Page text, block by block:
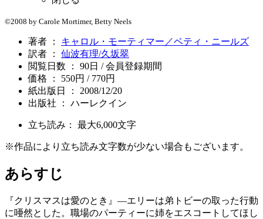
©2008 by Carole Mortimer, Betty Neels
著者 ： キャロル・モーティマー／ベティ・ニールズ
訳者 ： 仙波有理/久坂翠
閲覧日数 ： 90日 / 会員登録期間
価格 ： 550円 / 770円
紙出版日 ： 2008/12/20
出版社 ： ハーレクイン
立ち読み： 最大6,000文字
※作品により立ち読み文字数が少ない場合もございます。
あらすじ
『クリスマスは愛のとき』―エリーは弟トビーの取った行動
に唖然とした。職場のパーティーに姉をエスコートしてほし